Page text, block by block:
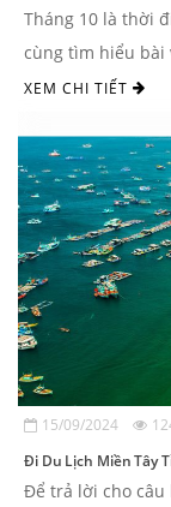
Tháng 10 là thời
cùng tìm hiểu bài
để ...
XEM CHI TIẾT
15/09/2024
Đi Du Lịch Miền Tây
Để trả lời cho câu